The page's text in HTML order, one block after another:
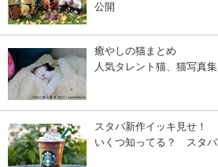
公開
癒やしの猫まとめ
人気タレント猫、猫写真
スタバ新作イッキ見せ！
いくつ知ってる？ スタバ